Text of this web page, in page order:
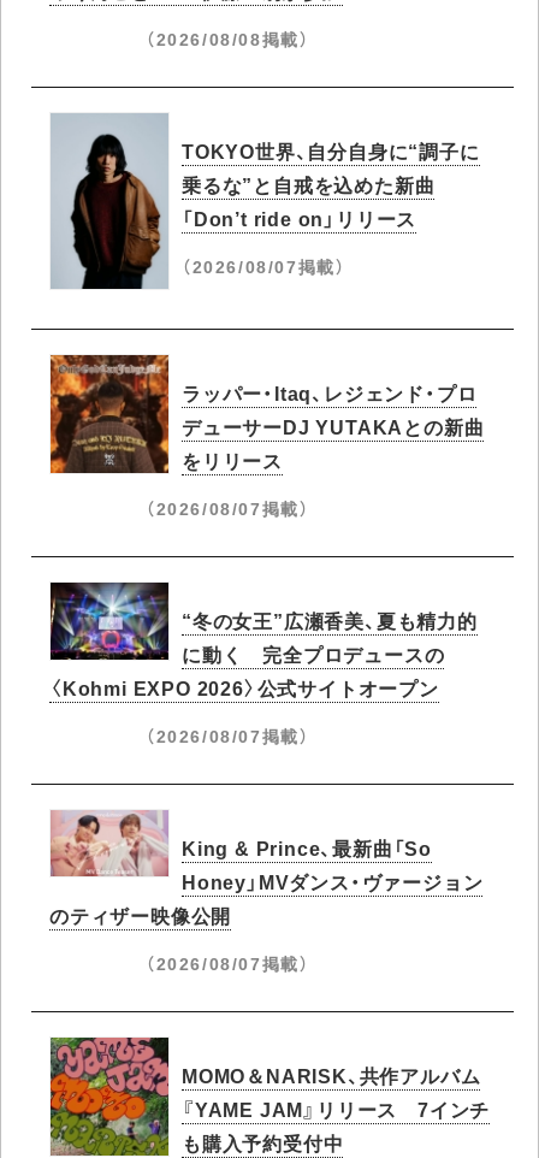
（2026/08/08掲載）
TOKYO世界、自分自身に“調子に
乗るな”と自戒を込めた新曲
「Don’t ride on」リリース
（2026/08/07掲載）
ラッパー・Itaq、レジェンド・プロ
デューサーDJ YUTAKAとの新曲
をリリース
（2026/08/07掲載）
“冬の女王”広瀬香美、夏も精力的
に動く 完全プロデュースの
〈Kohmi EXPO 2026〉公式サイトオープン
（2026/08/07掲載）
King & Prince、最新曲「So
Honey」MVダンス・ヴァージョン
のティザー映像公開
（2026/08/07掲載）
MOMO＆NARISK、共作アルバム
『YAME JAM』リリース 7インチ
も購入予約受付中